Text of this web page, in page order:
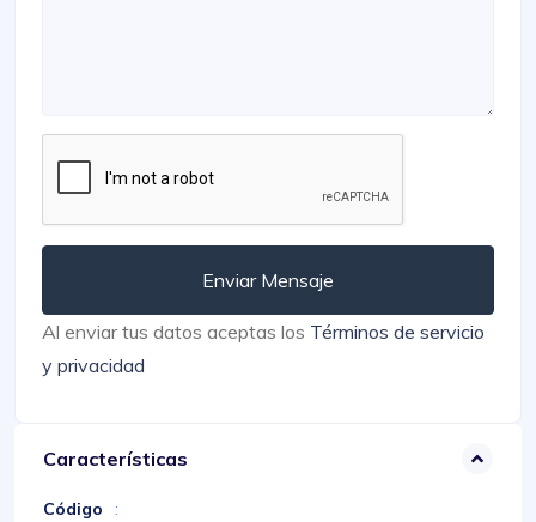
Enviar Mensaje
Al enviar tus datos aceptas los Términos de servicio
y privacidad
Características
Código :